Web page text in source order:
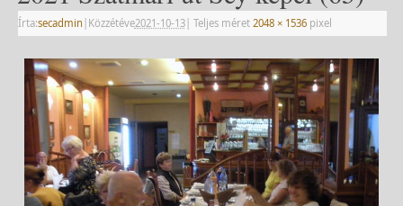
Írta:secadmin | Közzétéve2021-10-13| Teljes méret 2048 × 1536pixel